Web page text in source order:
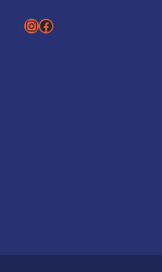
Instagram
Facebook